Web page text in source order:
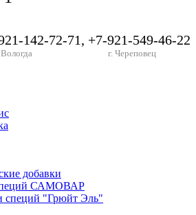
142-72-71, +7-921-549-46-22
Вологда г. Череповец
добавки
САМОВАР
специй "Грюйт Эль"